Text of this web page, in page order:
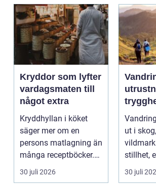
Kryddor som lyfter
vardagsmaten till
något extra
Kryddhyllan i köket
säger mer om en
persons matlagning än
många receptböcker.
Med några nypor rätt
s...
30 juli 2026
Vandring
ut i
stillhet,
30 juli